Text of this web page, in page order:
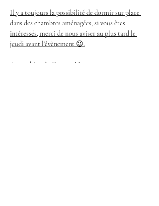
Il y a toujours la possibilité de dormir sur place
dans des chambres aménagées, si vous êtes
intéressés, merci de nous aviser au plus tard le
jeudi avant l'évènement 😉.
A tout bientôt Gene et Marco